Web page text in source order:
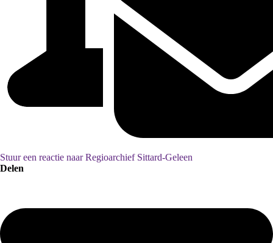
Stuur een reactie naar Regioarchief Sittard-Geleen
Delen